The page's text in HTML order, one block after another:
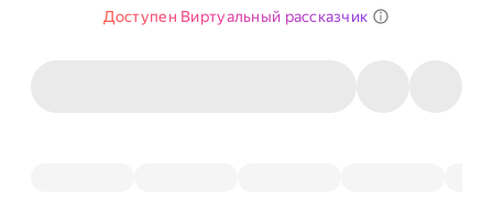
Доступен Виртуальный рассказчик